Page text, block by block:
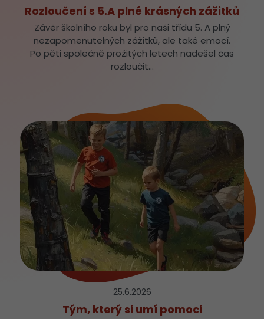
Rozloučení s 5.A plné krásných zážitků
Závěr školního roku byl pro naši třídu 5. A plný
nezapomenutelných zážitků, ale také emocí.
Po pěti společně prožitých letech nadešel čas
rozloučit…
25.6.2026
Tým, který si umí pomoci